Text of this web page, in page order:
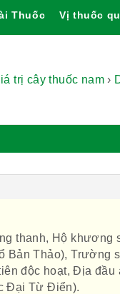
Thuốc Vị thuốc
trị cây thuốc nam ›
thanh, Hộ khương
Bản Thảo), Trường
độc hoạt, Địa
Đại Từ Điển).